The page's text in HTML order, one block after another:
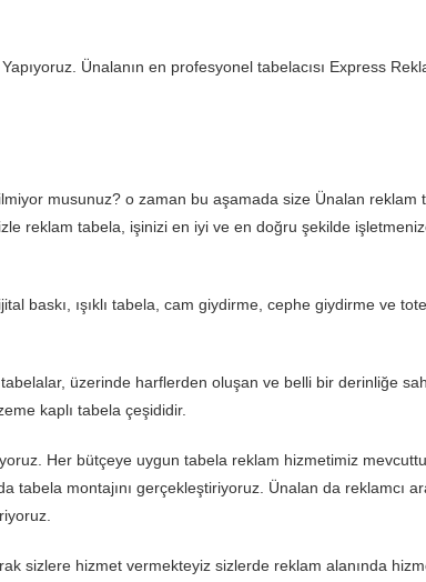
Ünalanın en profesyonel tabelacısı Express
musunuz? o zaman bu aşamada size Ünalan reklam
reklam tabela, işinizi en iyi ve en doğru şekilde
baskı, ışıklı tabela, cam giydirme, cephe giydirme ve
üzerinde harflerden oluşan ve belli bir derinliğe
kaplı tabela çeşididir.
Her bütçeye uygun tabela reklam hizmetimiz
tabela montajını gerçekleştiriyoruz. Ünalan da reklamcı
sizlere hizmet vermekteyiz sizlerde reklam alanında